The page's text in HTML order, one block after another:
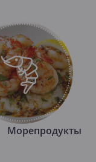
Морепродукты